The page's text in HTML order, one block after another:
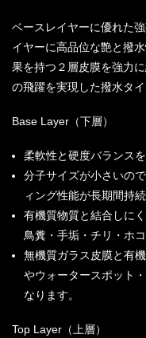
ベースレイヤーに優れた
イヤーに高品位な艶と撥
果を持つ２層皮膜を強力
の飛躍を実現した撥水タ
Base Layer （下層）
柔軟性と硬度バランス
分子サイズが小さいの
ィング性能が長期間持続
有機質物質と結合しに
鳥糞・手垢・チリ・ホ
無機質ガラス皮膜と有
やウォータースポット
なります。
Top Layer （上層）